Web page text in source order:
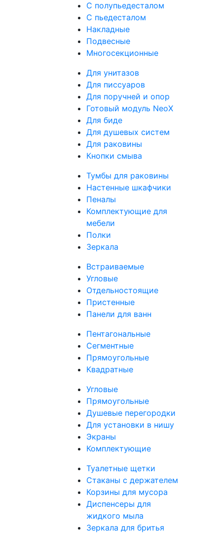
С полупьедесталом
С пьедесталом
Накладные
Подвесные
Многосекционные
Для унитазов
Для писсуаров
Для поручней и опор
Готовый модуль NeoX
Для биде
Для душевых систем
Для раковины
Кнопки смыва
Тумбы для раковины
Настенные шкафчики
Пеналы
Комплектующие для
мебели
Полки
Зеркала
Встраиваемые
Угловые
Отдельностоящие
Пристенные
Панели для ванн
Пентагональные
Сегментные
Прямоугольные
Квадратные
Угловые
Прямоугольные
Душевые перегородки
Для установки в нишу
Экраны
Комплектующие
Туалетные щетки
Стаканы с держателем
Корзины для мусора
Диспенсеры для
жидкого мыла
Зеркала для бритья